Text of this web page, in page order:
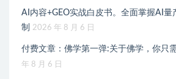
AI内容+GEO实战白皮书。全面掌握AI量
制
2026 年 8 月 6 日
付费文章：佛学第一弹:关于佛学，你只
年 8 月 6 日